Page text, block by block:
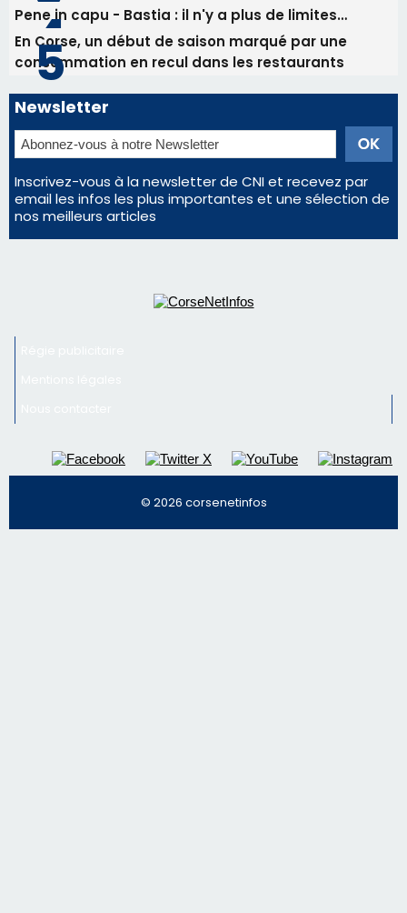
Inscrivez-vous à la newsletter de CNI et recevez par
email les infos les plus importantes et une sélection de
nos meilleurs articles
Régie publicitaire
Mentions légales
Nous contacter